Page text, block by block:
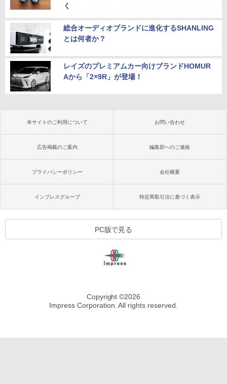
く
総合オーディオブランドに進化するSHANLING
とは何者か？
レイズのプレミアムカー向けブランドHOMUR
Aから「2×9R」が登場！
本サイトのご利用について お問い合わせ
広告掲載のご案内 編集部へのご連絡
プライバシーポリシー 会社概要
インプレスグループ 特定商取引法に基づく表示
PC版で見る
Copyright ©2026
Impress Corporation. All rights reserved.